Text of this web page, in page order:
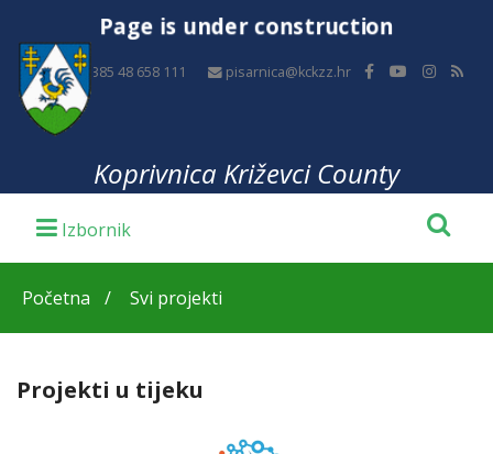
Page is under construction
+385 48 658 111 pisarnica@kckzz.hr
Koprivnica Križevci County
Početna Svi projekti
Projekti u tijeku